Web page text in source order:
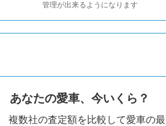
管理が出来るようになります
あなたの愛車、今いくら？
複数社の査定額を比較して愛車の